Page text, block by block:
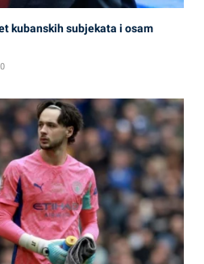
kubanskih subjekata i osam
0